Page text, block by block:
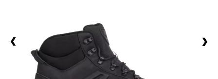
Outdoor
Casual παπούτσια